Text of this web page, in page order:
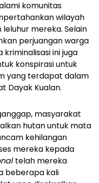
komunitas
wilayah
mereka. Selain
perjuangan warga
kriminalisasi ini juga
konspirasi untuk
yang terdapat dalam
Dayak Kualan.
masyarakat
hutan untuk mata
kehilangan
mereka kepada
telah mereka
beberapa kali